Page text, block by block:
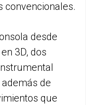
convencionales.
desde
3D, dos
de
que